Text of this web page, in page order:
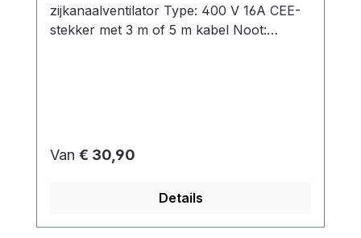
zijkanaalventilator Type: 400 V 16A CEE-
stekker met 3 m of 5 m kabel Noot:
motor tegen zowel overbelasting als
motorbeveiligingsschakelaar is alleen
Normale prijs:
Van € 30,90
Details